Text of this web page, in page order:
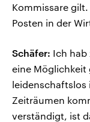
Kommissare
Posten in der
Schäfer: Ich hab
eine Möglichkeit
leidenschaftslos
Zeiträumen
verständigt, ist